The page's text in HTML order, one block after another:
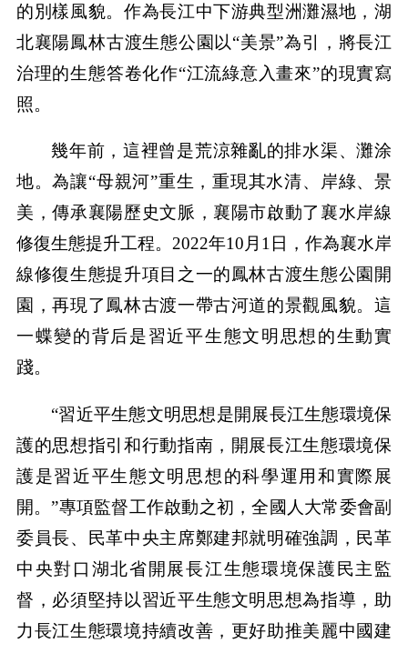
的別樣風貌。作為長江中下游典型洲灘濕地，湖
北襄陽鳳林古渡生態公園以“美景”為引，將長江
治理的生態答卷化作“江流綠意入畫來”的現實寫
照。
幾年前，這裡曾是荒涼雜亂的排水渠、灘涂
地。為讓“母親河”重生，重現其水清、岸綠、景
美，傳承襄陽歷史文脈，襄陽市啟動了襄水岸線
修復生態提升工程。2022年10月1日，作為襄水岸
線修復生態提升項目之一的鳳林古渡生態公園開
園，再現了鳳林古渡一帶古河道的景觀風貌。這
一蝶變的背后是習近平生態文明思想的生動實
踐。
“習近平生態文明思想是開展長江生態環境保
護的思想指引和行動指南，開展長江生態環境保
護是習近平生態文明思想的科學運用和實際展
開。”專項監督工作啟動之初，全國人大常委會副
委員長、民革中央主席鄭建邦就明確強調，民革
中央對口湖北省開展長江生態環境保護民主監
督，必須堅持以習近平生態文明思想為指導，助
力長江生態環境持續改善，更好助推美麗中國建